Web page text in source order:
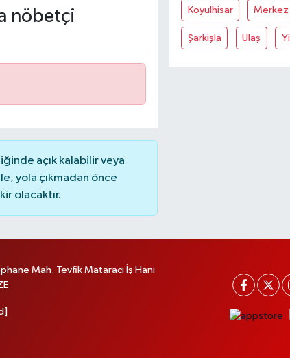
nöbetçi
açık kalabilir veya
yola çıkmadan önce
olacaktır.
Koyulhisar Merkez
Şarkişla Ulaş
Mah. Tevfik Mataracı İş Hanı